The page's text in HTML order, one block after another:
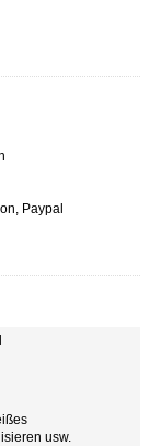
Paypal
usw.